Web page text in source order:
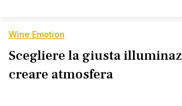
Wine Emotion
Scegliere la giusta
creare atmosfera